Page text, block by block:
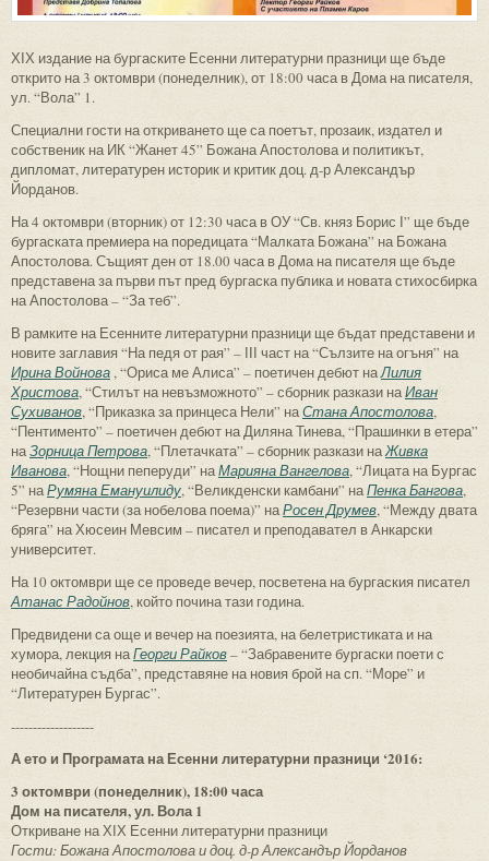
ХІХ издание на бургаските Есенни литературни празници ще бъде
открито на 3 октомври (понеделник), от 18:00 часа в Дома на писателя,
ул. “Вола” 1.
Специални гости на откриването ще са поетът, прозаик, издател и
собственик на ИК “Жанет 45” Божана Апостолова и политикът,
дипломат, литературен историк и критик доц. д-р Александър
Йорданов.
На 4 октомври (вторник) от 12:30 часа в ОУ “Св. княз Борис І” ще бъде
бургаската премиера на поредицата “Малката Божана” на Божана
Апостолова. Същият ден от 18.00 часа в Дома на писателя ще бъде
представена за първи път пред бургаска публика и новата стихосбирка
на Апостолова – “За теб”.
В рамките на Есенните литературни празници ще бъдат представени и
новите заглавия “На педя от рая” – ІІІ част на “Сълзите на огъня” на
Ирина Войнова, “Ориса ме Алиса” – поетичен дебют наЛилия
Христова, “Стилът на невъзможното” – сборник разкази наИван
Сухиванов, “Приказка за принцеса Нели” наСтана Апостолова,
“Пентименто” – поетичен дебют на Диляна Тинева, “Прашинки в етера”
наЗорница Петрова, “Плетачката” – сборник разкази наЖивка
Иванова, “Нощни пеперуди” наМарияна Вангелова, “Лицата на Бургас
5” наРумяна Емануилиду, “Великденски камбани” наПенка Бангова,
“Резервни части (за нобелова поема)” наРосен Друмев, “Между двата
бряга” на Хюсеин Мевсим – писател и преподавател в Анкарски
университет.
На 10 октомври ще се проведе вечер, посветена на бургаския писател
Атанас Радойнов, който почина тази година.
Предвидени са още и вечер на поезията, на белетристиката и на
хумора, лекция наГеорги Райков– “Забравените бургаски поети с
необичайна съдба”, представяне на новия брой на сп. “Море” и
“Литературен Бургас”.
-------------------
А ето и Програмата на Есенни литературни празници ‘2016:
3 октомври (понеделник), 18:00 часа
Дом на писателя, ул. Вола 1
Откриване на ХІХ Есенни литературни празници
Гости: Божана Апостолова и доц. д-р Александър Йорданов